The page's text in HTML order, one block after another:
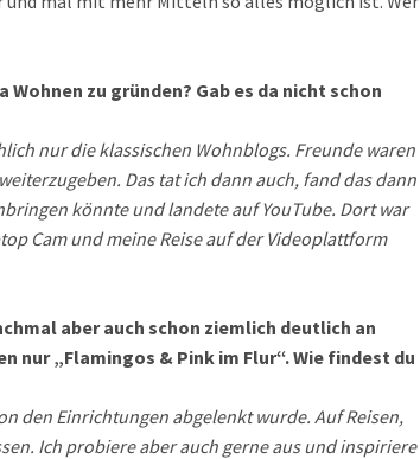
zu gründen? Gab es da nicht schon
nur die klassischen Wohnblogs. Freunde waren
Das tat ich dann auch, fand das dann
könnte und landete auf YouTube. Dort war
Cam und meine Reise auf der Videoplattform
aber auch schon ziemlich deutlich an
nur „Flamingos & Pink im Flur“. Wie findest du
den Einrichtungen abgelenkt wurde. Auf Reisen,
Ich probiere aber auch gerne aus und inspiriere